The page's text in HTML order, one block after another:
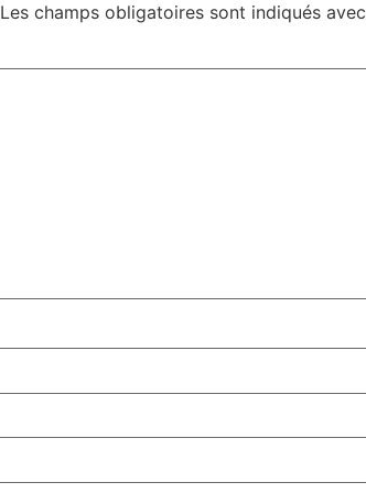
Les champs obligatoires sont indiqués avec